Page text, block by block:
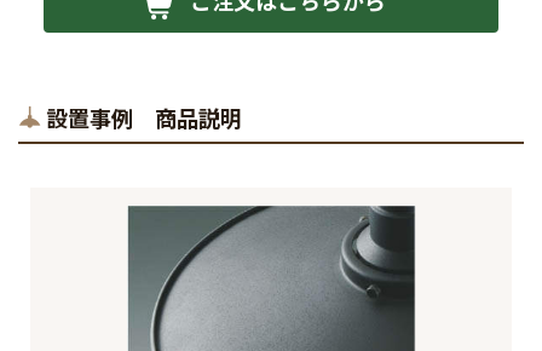
設置事例 商品説明